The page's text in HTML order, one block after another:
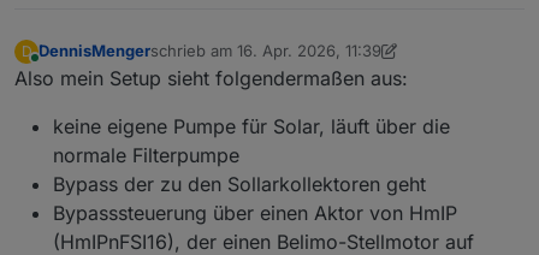
D DennisMengerschrieb am 16. Apr. 2026, 11:39
zuletzt editiert von DennisMenger
Also mein Setup sieht folgendermaßen aus:
keine eigene Pumpe für Solar, läuft über die
normale Filterpumpe
Bypass der zu den Sollarkollektoren geht
Bypasssteuerung über einen Aktor von HmIP
(HmIPnFSI16), der einen Belimo-Stellmotor auf